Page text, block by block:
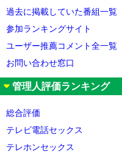
過去に掲載していた番組一覧
参加ランキングサイト
ユーザー推薦コメント全一覧
お問い合わせ窓口
管理人評価ランキング
総合評価
テレビ電話セックス
テレホンセックス